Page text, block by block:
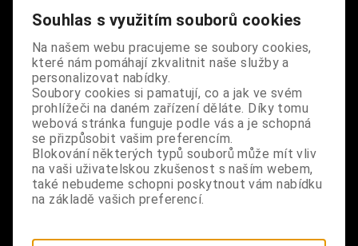
Cena s DPH:290 Kč
Dodání dny:skladem
ks
Koupit
Tabulky velikostí: zde
Výrobce:import DE
Katalogové číslo:DOQDKRABPUS5379
Záruka (měsíců):24
Dotaz na výrobek
Souhlas s využitím souborů cookies
Na našem webu pracujeme se soubory cookies,
které nám pomáhají zkvalitnit naše služby a
personalizovat nabídky.
Soubory cookies si pamatují, co a jak ve svém
prohlížeči na daném zařízení děláte. Díky tomu
webová stránka funguje podle vás a je schopná
se přizpůsobit vašim preferencím.
Blokování některých typů souborů může mít vliv
na vaši uživatelskou zkušenost s naším webem,
také nebudeme schopni poskytnout vám nabídku
na základě vašich preferencí.